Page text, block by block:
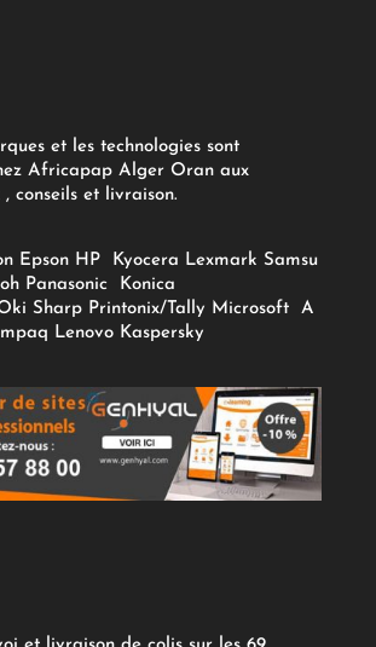
et les technologies sont
Africapap Alger Oran aux
conseils et livraison.
Epson HP Kyocera Lexmark Samsu
Panasonic
Konica
Sharp Printonix/Tally Microsoft
A
Lenovo Kaspersky